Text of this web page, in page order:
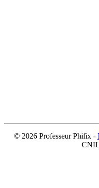
© 2026 Professeur Phifix -